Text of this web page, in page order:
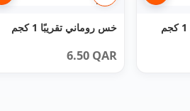
خس روماني تقريبًا 1 كجم
6.50 QAR